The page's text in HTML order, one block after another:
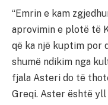
“Emrin e kam
aprovimin e plotë të
që ka një kuptim por
shumë ndikim nga
fjala Asteri do të
Greqi. Aster është yll